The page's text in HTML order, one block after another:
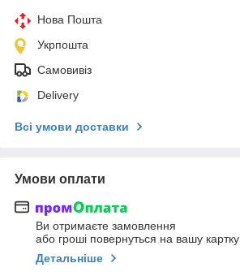
Нова Пошта
Укрпошта
Самовивіз
Delivery
Всі умови доставки
Умови оплати
Ви отримаєте замовлення
або гроші повернуться на вашу картку
Детальніше